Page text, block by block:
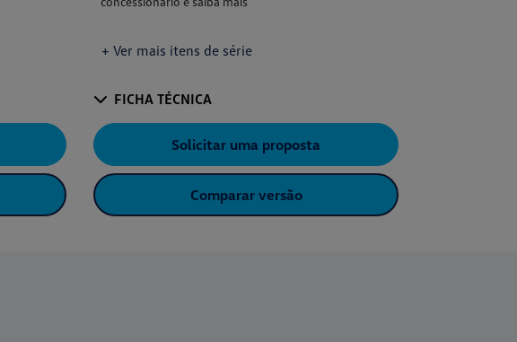
+ Ver mais itens de série
FICHA TÉCNICA
Solicitar uma proposta
Comparar versão